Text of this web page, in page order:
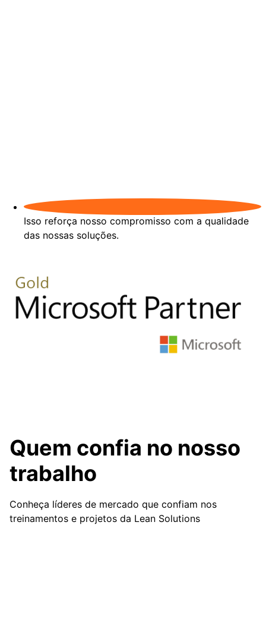
Isso reforça nosso compromisso com a qualidade
das nossas soluções.
Quem confia no nosso
trabalho
Conheça líderes de mercado que confiam nos
treinamentos e projetos da Lean Solutions